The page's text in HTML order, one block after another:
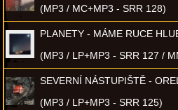
(MP3 / MC+MP3 - SRR 128)
PLANETY - MÁME RUCE
(MP3 / LP+MP3 - SRR 127 /
SEVERNÍ NÁSTUPIŠTĚ -
(MP3 / LP+MP3 - SRR 125)